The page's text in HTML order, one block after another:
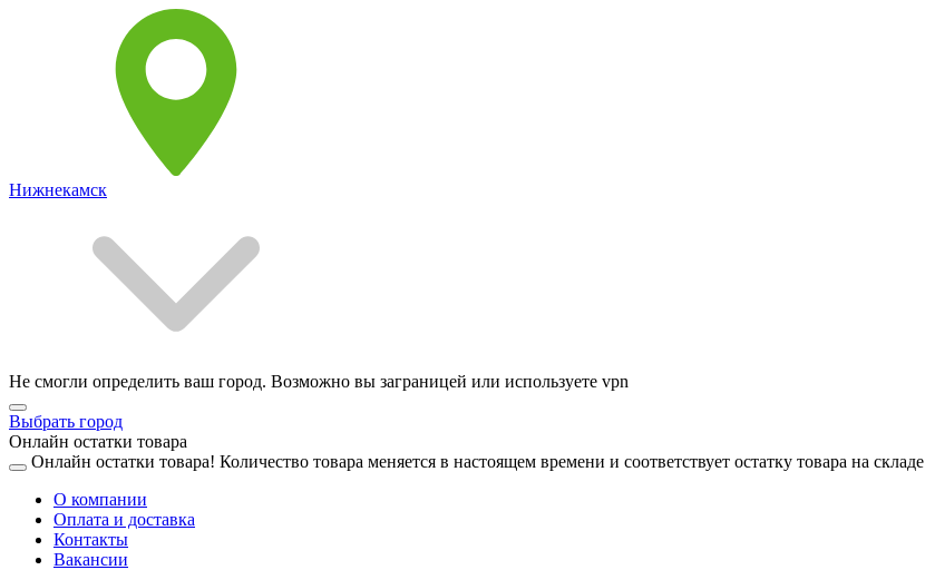
Нижнекамск
Не смогли определить ваш город. Возможно вы заграницей или используете vpn
Выбрать город
Онлайн остатки товара
Онлайн остатки товара! Количество товара меняется в настоящем времени и соответствует остатку товара на складе
О компании
Оплата и доставка
Контакты
Вакансии